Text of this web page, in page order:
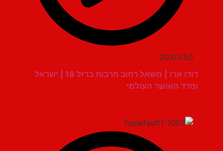
00:03:50
דודו ארז | משאל רחוב חרבות ברזל 18 | ישראל
ומדד האושר העולמי